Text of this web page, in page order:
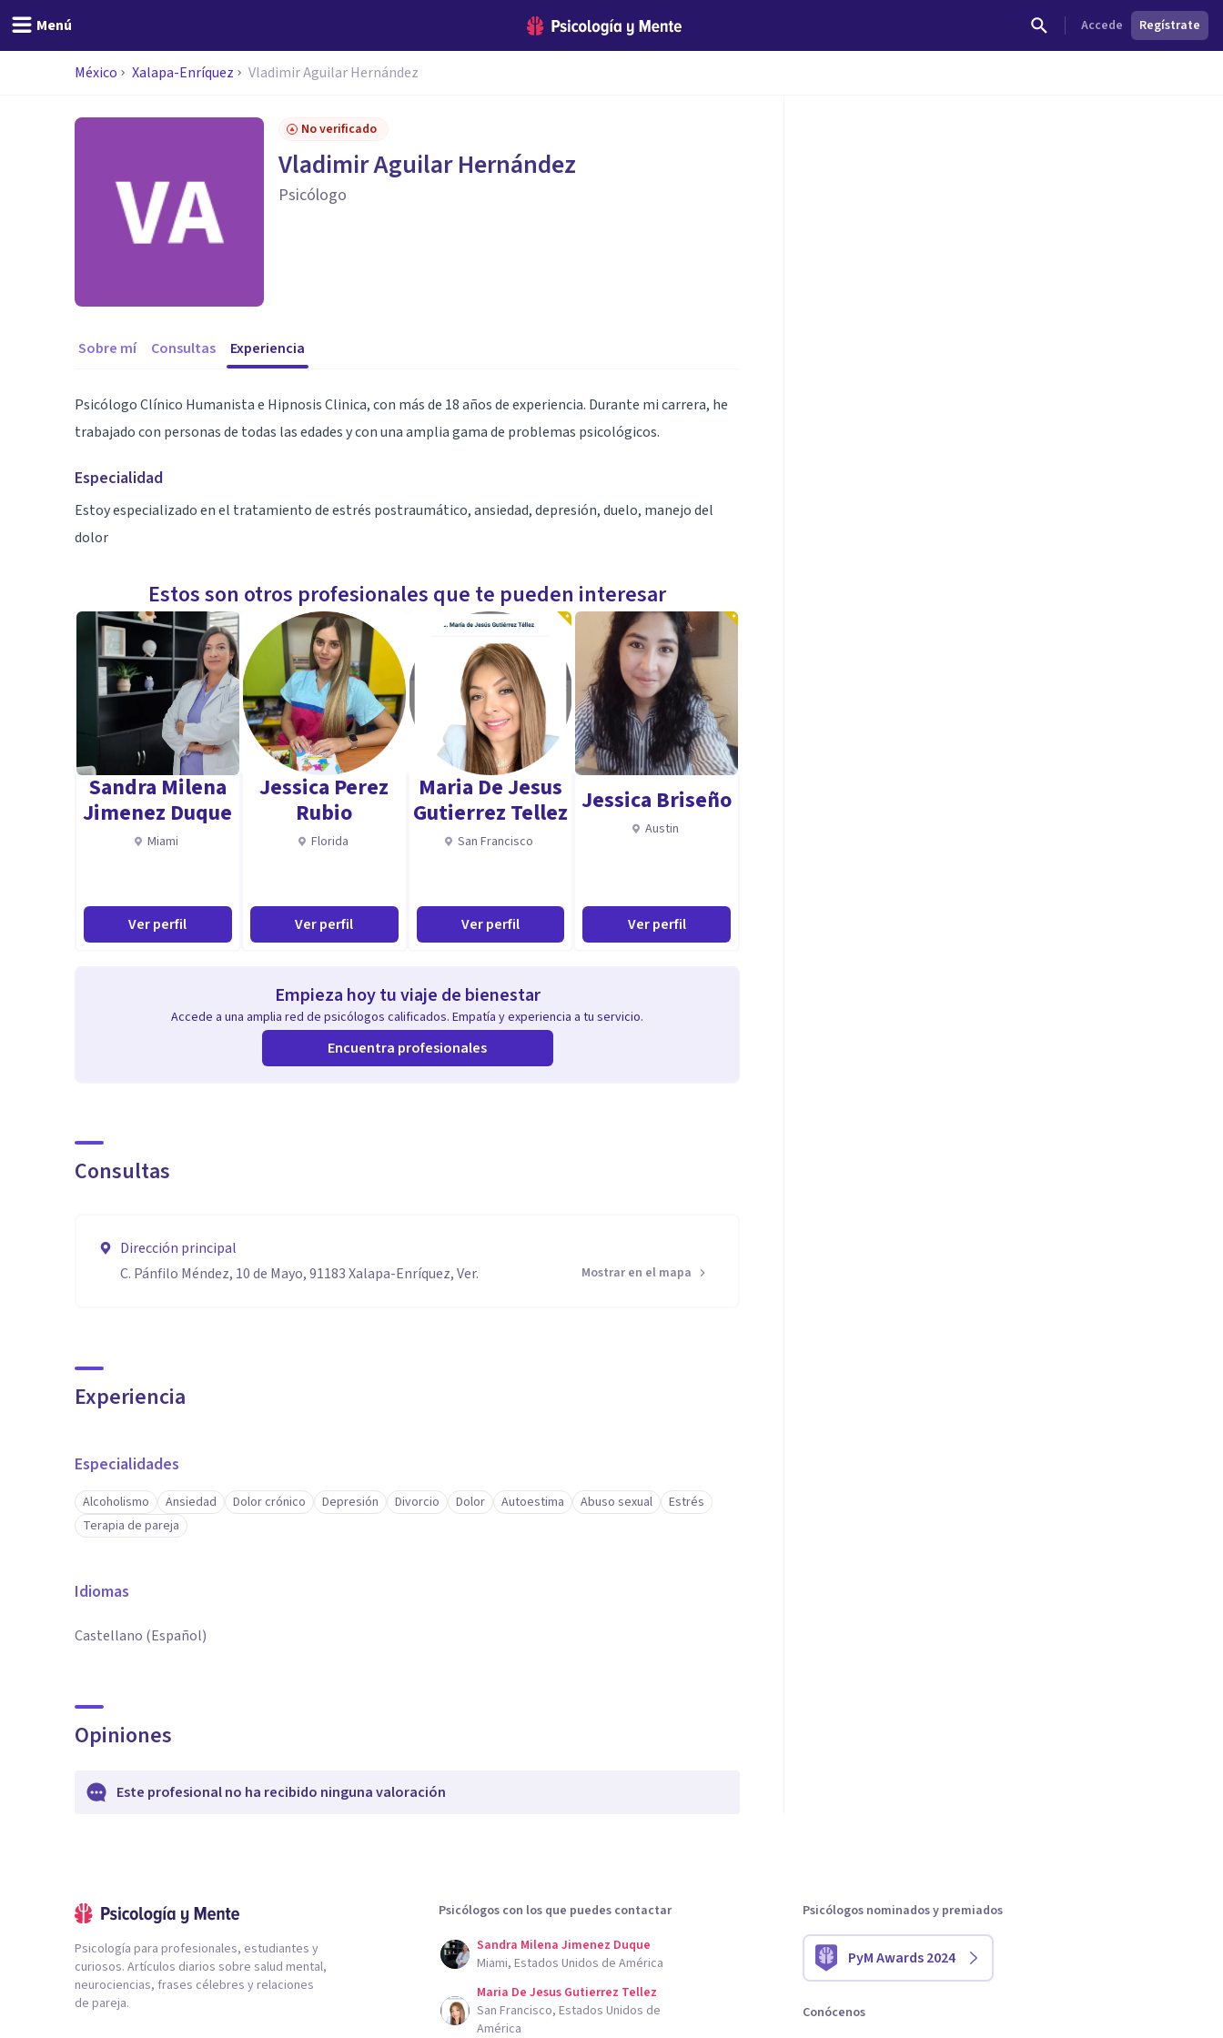
Menú Accede Regístrate
México Xalapa-Enríquez Vladimir Aguilar Hernández
No verificado
Vladimir Aguilar Hernández
Psicólogo
Sobre mí Consultas Experiencia
Psicólogo Clínico Humanista e Hipnosis Clinica, con más de 18 años de experiencia. Durante mi carrera, he
trabajado con personas de todas las edades y con una amplia gama de problemas psicológicos.
Especialidad
Estoy especializado en el tratamiento de estrés postraumático, ansiedad, depresión, duelo, manejo del
dolor
Estos son otros profesionales que te pueden interesar
Sandra Milena
Jimenez Duque
Miami
Ver perfil
Jessica Perez
Rubio
Florida
Ver perfil
Maria De Jesus
Gutierrez Tellez
San Francisco
Ver perfil
Jessica Briseño
Austin
Ver perfil
Empieza hoy tu viaje de bienestar
Accede a una amplia red de psicólogos calificados. Empatía y experiencia a tu servicio.
Encuentra profesionales
Consultas
Dirección principal
C. Pánfilo Méndez, 10 de Mayo, 91183 Xalapa-Enríquez, Ver.
Mostrar en el mapa
Experiencia
Especialidades
Alcoholismo Ansiedad Dolor crónico Depresión Divorcio Dolor Autoestima Abuso sexual
Estrés
Terapia de pareja
Idiomas
Castellano (Español)
Opiniones
Este profesional no ha recibido ninguna valoración
Psicología para profesionales, estudiantes y
curiosos. Artículos diarios sobre salud mental,
neurociencias, frases célebres y relaciones
de pareja.
Psicólogos con los que puedes contactar
Sandra Milena Jimenez Duque
Miami, Estados Unidos de América
Maria De Jesus Gutierrez Tellez
San Francisco, Estados Unidos de
América
Psicólogos nominados y premiados
PyM Awards 2024
Conócenos